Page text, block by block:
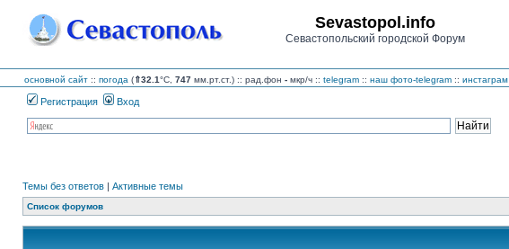
Sevastopol.info
Севастопольский городской Форум
основной сайт :: погода (⇑32.1°C, 747 мм.рт.ст.) :: рад.фон - мкр/ч :: telegram :: наш фото-telegram :: инстаграм
Регистрация Вход
Темы без ответов | Активные темы
Список форумов